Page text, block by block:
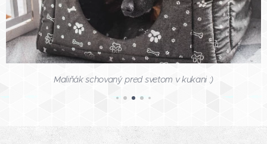
Maliňák schovaný pred svetom v kukani :)